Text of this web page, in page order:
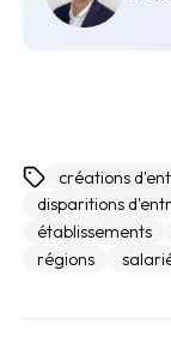
créations
disparitions
établissements
régions